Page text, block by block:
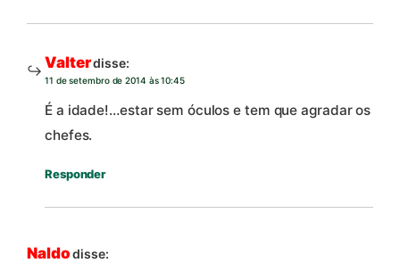
Valterdisse:
11 de setembro de 2014 às 10:45
É a idade!…estar sem óculos e tem que agradar os
chefes.
Responder
Naldo disse: